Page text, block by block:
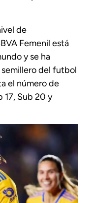
de
Femenil está
y se ha
del futbol
el número de
17, Sub 20 y